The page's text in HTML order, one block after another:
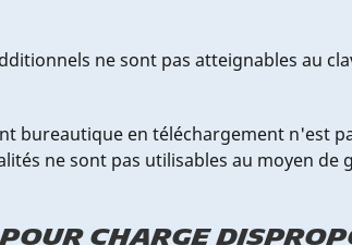
ne sont pas atteignables au
bureautique en téléchargement n'est
ne sont pas utilisables au moyen de
charge